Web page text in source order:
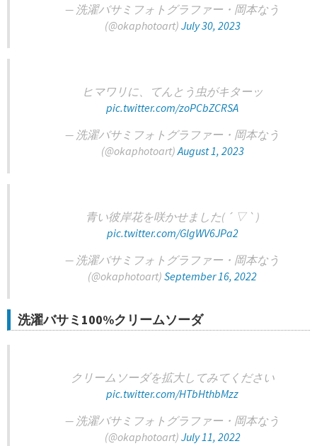
— 洗濯バサミフォトグラファー・岡本なう
(@okaphotoart) July 30, 2023
ヒマワリに、てんとう虫がキターッ
pic.twitter.com/zoPCbZCRSA
— 洗濯バサミフォトグラファー・岡本なう
(@okaphotoart)August 1, 2023
青い彼岸花を咲かせました( ´ ▽ ` )
pic.twitter.com/GlgWV6JPa2
— 洗濯バサミフォトグラファー・岡本なう
(@okaphotoart) September 16, 2022
洗濯バサミ100%クリームソーダ
クリームソーダを拡大してみてください
pic.twitter.com/HTbHthbMzz
— 洗濯バサミフォトグラファー・岡本なう
(@okaphotoart) July 11, 2022